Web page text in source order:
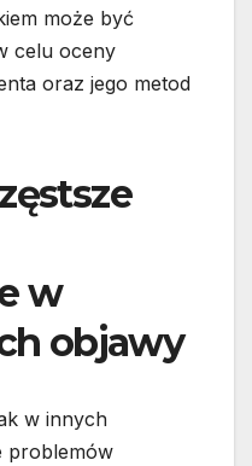
może być
celu oceny
oraz jego metod
w
objawy
w innych
problemów